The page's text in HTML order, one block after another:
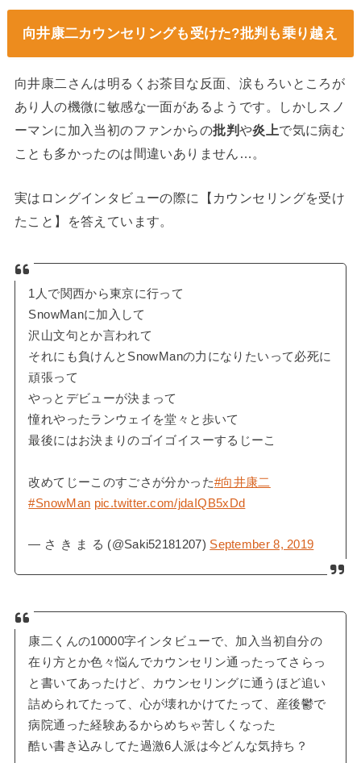
向井康二カウンセリングも受けた?批判も乗り越え
向井康二さんは明るくお茶目な反面、涙もろいところが
あり人の機微に敏感な一面があるようです。しかしスノ
ーマンに加入当初のファンからの批判や炎上で気に病む
ことも多かったのは間違いありません…。
実はロングインタビューの際に【カウンセリングを受け
たこと】を答えています。
1人で関西から東京に行って
SnowManに加入して
沢山文句とか言われて
それにも負けんとSnowManの力になりたいって必死に
頑張って
やっとデビューが決まって
憧れやったランウェイを堂々と歩いて
最後にはお決まりのゴイゴイスーするじーこ
改めてじーこのすごさが分かった#向井康二
#SnowMan pic.twitter.com/jdaIQB5xDd
— さ き ま る (@Saki52181207) September 8, 2019
康二くんの10000字インタビューで、加入当初自分の
在り方とか色々悩んでカウンセリン通ったってさらっ
と書いてあったけど、カウンセリングに通うほど追い
詰められてたって、心が壊れかけてたって、産後鬱で
病院通った経験あるからめちゃ苦しくなった
酷い書き込みしてた過激6人派は今どんな気持ち？